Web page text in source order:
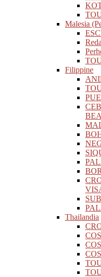
Malesia
Filippine
Thailandia